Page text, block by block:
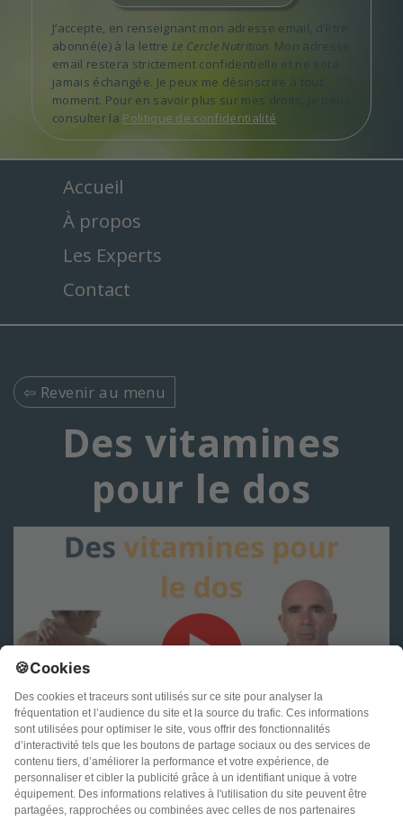
J’accepte, en renseignant mon adresse email, d’être
abonné(e) à la lettre Le Cercle Nutrition. Mon adresse
email restera strictement confidentielle et ne sera
jamais échangée. Je peux me désinscrire à tout
moment. Pour en savoir plus sur mes droits, je peux
consulter la Politique de confidentialité
Accueil
À propos
Les Experts
Contact
⇦ Revenir au menu
Des vitamines
pour le dos
Conditions générales d’utilisation